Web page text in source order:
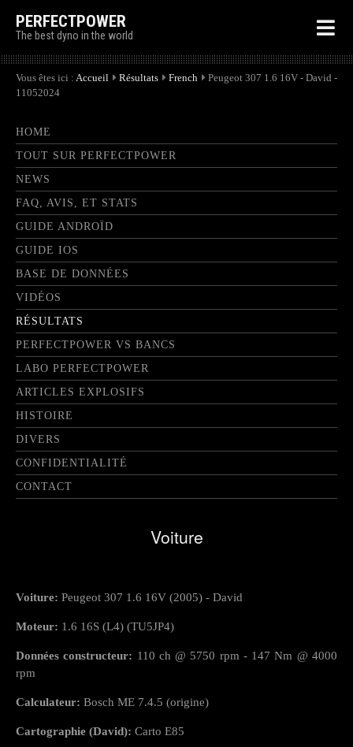
PERFECTPOWER
The best dyno in the world
Vous êtes ici : Accueil Résultats French
Peugeot 307 1.6 16V - David -
11052024
HOME
TOUT SUR PERFECTPOWER
NEWS
FAQ, AVIS, ET STATS
GUIDE ANDROÏD
GUIDE IOS
BASE DE DONNÉES
VIDÉOS
RÉSULTATS
PERFECTPOWER VS BANCS
LABO PERFECTPOWER
ARTICLES EXPLOSIFS
HISTOIRE
DIVERS
CONFIDENTIALITÉ
CONTACT
Voiture
Voiture: Peugeot 307 1.6 16V (2005) - David
Moteur: 1.6 16S (L4) (TU5JP4)
Données constructeur: 110 ch @ 5750 rpm - 147 Nm @ 4000
rpm
Calculateur: Bosch ME 7.4.5 (origine)
Cartographie (David): Carto E85